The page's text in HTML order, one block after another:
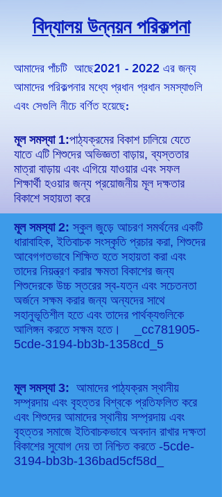
বিদ্যালয় উন্নয়ন পরিকল্পনা
আমাদের পাঁচটি আছে2021 - 2022 এর জন্য
আমাদের পরিকল্পনার মধ্যে প্রধান প্রধান সমস্যাগুলি
এবং সেগুলি নীচে বর্ণিত হয়েছে:
মূল সমস্যা 1:পাঠ্যক্রমের বিকাশ চালিয়ে যেতে
যাতে এটি শিশুদের অভিজ্ঞতা বাড়ায়, ব্যস্ততার
মাত্রা বাড়ায় এবং এগিয়ে যাওয়ার এবং সফল
শিক্ষার্থী হওয়ার জন্য প্রয়োজনীয় মূল দক্ষতার
বিকাশে সহায়তা করে
মূল সমস্যা 2: স্কুল জুড়ে আচরণ সমর্থনের একটি
ধারাবাহিক, ইতিবাচক সংস্কৃতি প্রচার করা, শিশুদের
আবেগগতভাবে শিক্ষিত হতে সহায়তা করা এবং
তাদের নিয়ন্ত্রণ করার ক্ষমতা বিকাশের জন্য
শিশুদেরকে উচ্চ স্তরের স্ব-যত্ন এবং সচেতনতা
অর্জনে সক্ষম করার জন্য অন্যদের সাথে
সহানুভূতিশীল হতে এবং তাদের পার্থক্যগুলিকে
আলিঙ্গন করতে সক্ষম হতে। _cc781905-
5cde-3194-bb3b-1358cd_5
মূল সমস্যা 3: আমাদের পাঠ্যক্রম স্থানীয়
সম্প্রদায় এবং বৃহত্তর বিশ্বকে প্রতিফলিত করে
এবং শিশুদের আমাদের স্থানীয় সম্প্রদায় এবং
বৃহত্তর সমাজে ইতিবাচকভাবে অবদান রাখার দক্ষতা
বিকাশের সুযোগ দেয় তা নিশ্চিত করতে -5cde-
3194-bb3b-136bad5cf58d_